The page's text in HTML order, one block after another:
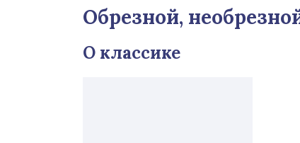
Обрезной,
О классике